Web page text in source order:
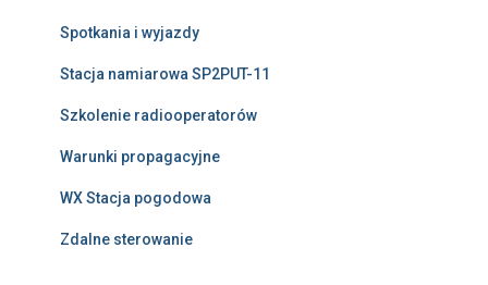
Spotkania i wyjazdy
Stacja namiarowa SP2PUT-11
Szkolenie radiooperatorów
Warunki propagacyjne
WX Stacja pogodowa
Zdalne sterowanie